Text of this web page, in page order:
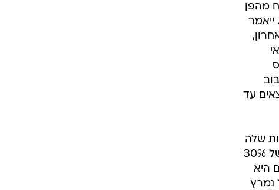
מהפן
ייאמר
עד
שלה
עם תסמונת צ'רג שטראוס, מחלה אוטואימונית נדירה שהשאירה את הריאות שלה בתפקוד של 30%
לשבועיים היא
נמרץ